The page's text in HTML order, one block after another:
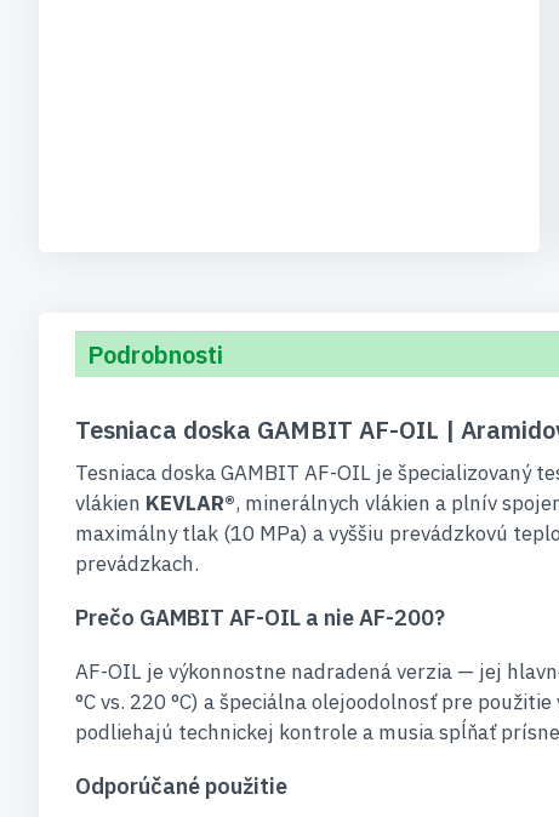
Podrobnosti
Tesniaca doska GAMBIT AF-OIL |
Tesniaca doska GAMBIT AF-OIL je špecializovaný
vlákien KEVLAR®, minerálnych vlákien a plnív
maximálny tlak (10 MPa) a vyššiu prevádzkovú
prevádzkach.
Prečo GAMBIT AF-OIL a nie AF-200?
AF-OIL je výkonnostne nadradená verzia — jej
°C vs. 220 °C) a špeciálna olejoodolnosť pre
podliehajú technickej kontrole a musia spĺňať
Odporúčané použitie